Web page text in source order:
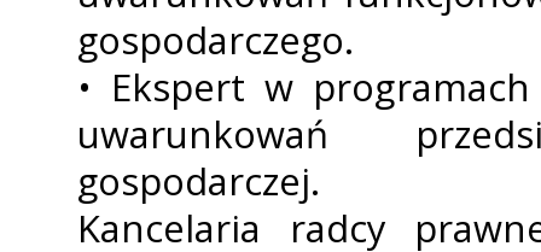
gospodarczego.
• Ekspert w
uwarunkowań
gospodarczej.
Kancelaria radcy